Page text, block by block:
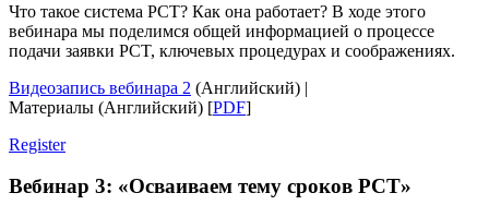
Что такое система PCT? Как она работает? В ходе этого
вебинара мы поделимся общей информацией о процессе
подачи заявки PCT, ключевых процедурах и соображениях.
Видеозапись вебинара 2 (Английский) |
Материалы (Английский) [PDF]
Register
Вебинар 3: «Осваиваем тему сроков PCT»